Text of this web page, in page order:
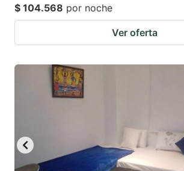
$ 104.568 por noche
Ver oferta